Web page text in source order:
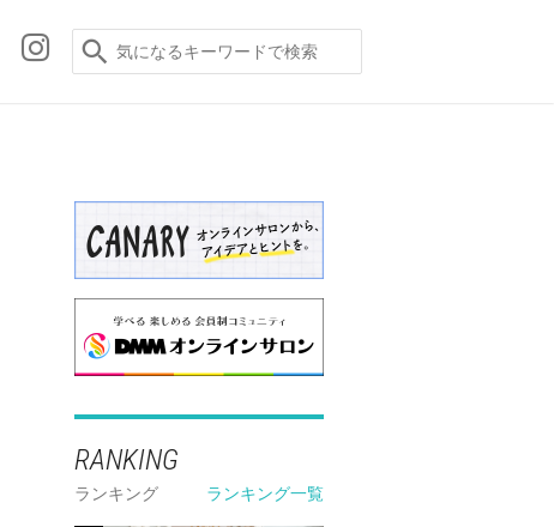
RANKING
ランキング ランキング一覧